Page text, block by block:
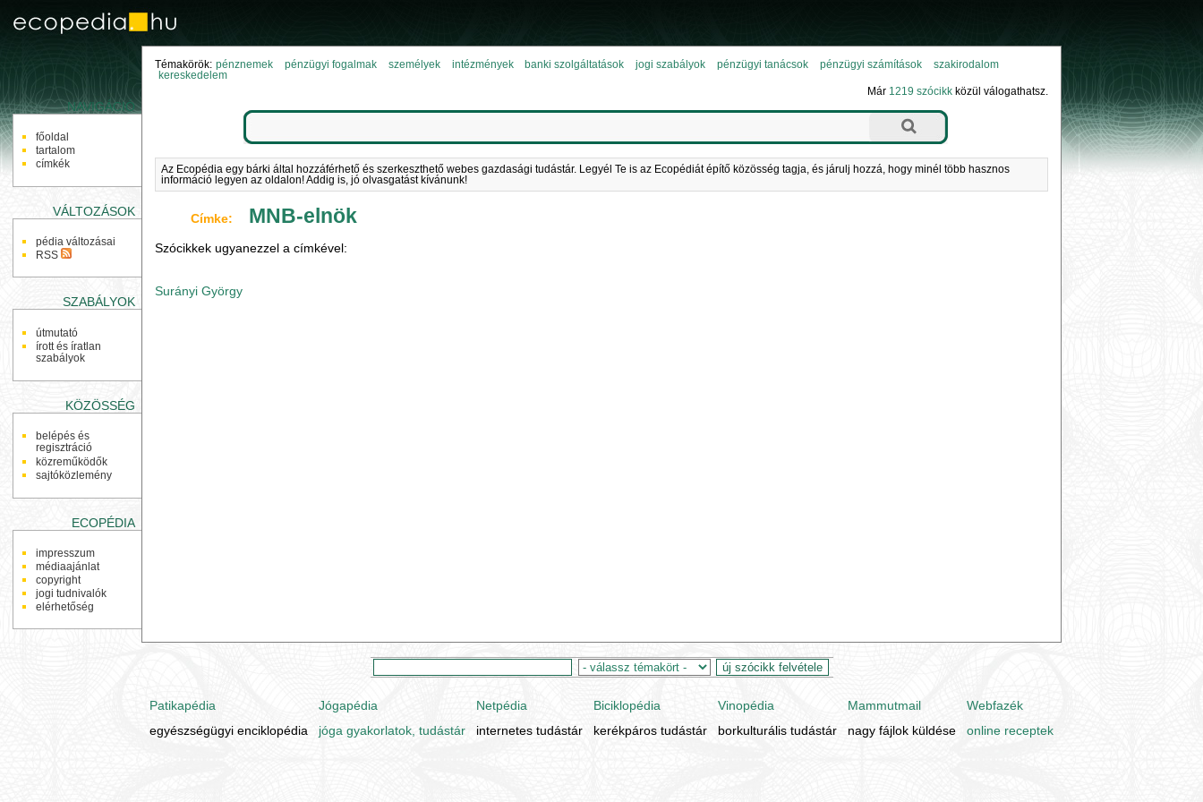
NAVIGÁCIÓ
főoldal
tartalom
címkék
VÁLTOZÁSOK
pédia változásai
RSS
SZABÁLYOK
útmutató
írott és íratlan
szabályok
KÖZÖSSÉG
belépés és
regisztráció
közreműködők
sajtóközlemény
ECOPÉDIA
impresszum
médiaajánlat
copyright
jogi tudnivalók
elérhetőség
Témakörök: pénznemek pénzügyi fogalmak személyek intézmények banki szolgáltatások jogi szabályok pénzügyi tanácsok pénzügyi számítások
szakirodalom
kereskedelem
Már 1219 szócikkközül válogathatsz.
Az Ecopédia egy bárki által hozzáférhető és szerkeszthető webes gazdasági tudástár. Legyél Te is az Ecopédiát építő közösség tagja, és járulj hozzá, hogy minél több hasznos
információ legyen az oldalon! Addig is, jó olvasgatást kívánunk!
Címke: MNB-elnök
Szócikkek ugyanezzel a címkével:
Surányi György
Patikapédia Jógapédia Netpédia Biciklopédia Vinopédia Mammutmail
Webfazék
egyészségügyi enciklopédia
jóga gyakorlatok, tudástár internetes tudástár kerékpáros tudástár borkulturális tudástár nagy fájlok küldése online receptek